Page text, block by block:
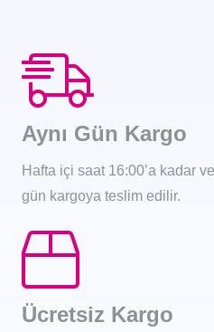
Aynı Gün Kargo
Hafta içi saat 16:00’a kadar
gün kargoya teslim edilir.
Ücretsiz Kargo